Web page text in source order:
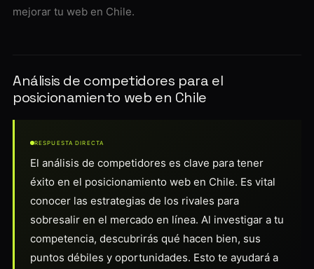
mejorar tu web en Chile.
Análisis de competidores para el
posicionamiento web en Chile
RESPUESTA DIRECTA
El análisis de competidores es clave para tener
éxito en el posicionamiento web en Chile. Es vital
conocer las estrategias de los rivales para
sobresalir en el mercado en línea. Al investigar a tu
competencia, descubrirás qué hacen bien, sus
puntos débiles y oportunidades. Esto te ayudará a